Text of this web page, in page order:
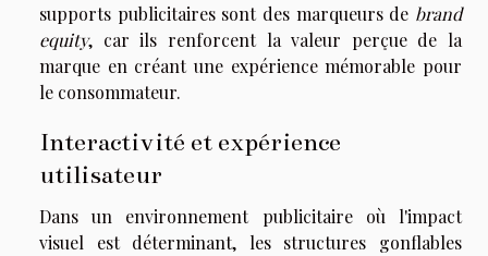
supports publicitaires sont des marqueurs de brand
equity, car ils renforcent la valeur perçue de la
marque en créant une expérience mémorable pour
le consommateur.
Interactivité et expérience
utilisateur
Dans un environnement publicitaire où l'impact
visuel est déterminant, les structures gonflables